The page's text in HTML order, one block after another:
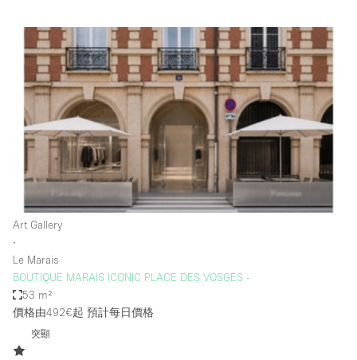
Retail Showroom Event Art Food
Photo
Shooting
Conference Office Shop Share
Art Gallery
Art Gallery
∙
Le Marais
BOUTIQUE MARAIS ICONIC PLACE DES VOSGES -
53 m²
價格由492€起 預計每日價格
突顯